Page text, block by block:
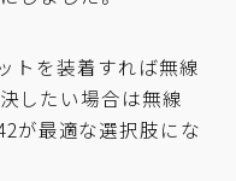
トを装着すれば無線
したい場合は無線
が最適な選択肢にな